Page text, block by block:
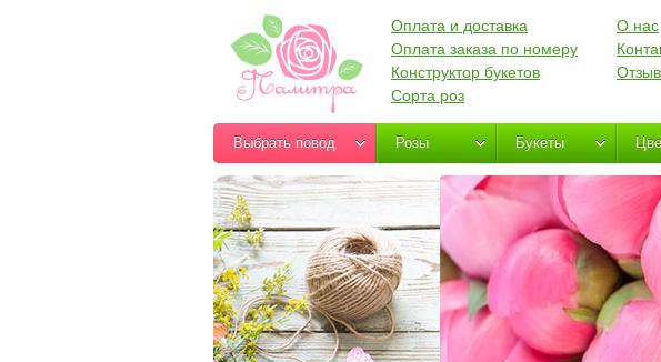
Оплата и доставка
Оплата заказа по номеру
Конструктор букетов
Сорта роз
О нас
Выбрать повод Розы Букеты